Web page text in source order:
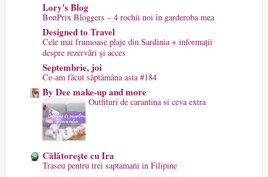
Lory's Blog
BonPrix Bloggers – 4 rochii noi în garderoba mea
Designed to Travel
Cele mai frumoase plaje din Sardinia + informații
despre rezervări și acces
Septembrie, joi
Ce-am făcut săptămâna asta #184
By Dee make-up and more
Outfituri de carantina si ceva extra
Călătorește cu Ira
Traseu pentru trei saptamani in Filipine